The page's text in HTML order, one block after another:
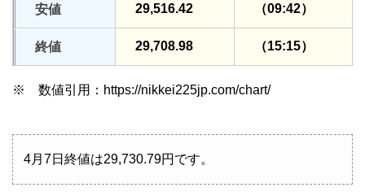
安値 29,516.42 （09:42）
終値 29,708.98 （15:15）
※ 数値引用：https://nikkei225jp.com/chart/
4月7日終値は29,730.79円です。